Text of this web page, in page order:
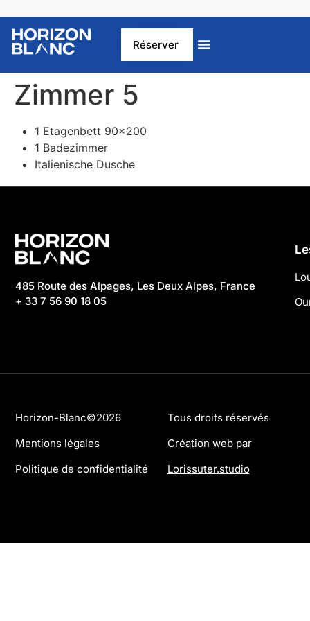
Réserver
Zimmer 5
1 Etagenbett 90×200
1 Badezimmer
Italienische Dusche
485 Route des Alpages, Les Deux Alpes, France
+ 33 7 56 90 18 05
Horizon-Blanc©2026
Mentions légales
Politique de confidentialité
Tous droits réservés
Création web par
Lorissuter.studio